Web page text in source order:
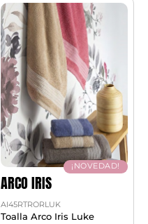
¡NOVEDAD!
ARCO IRIS
AI45RTRORLUK
Toalla Arco Iris Luke